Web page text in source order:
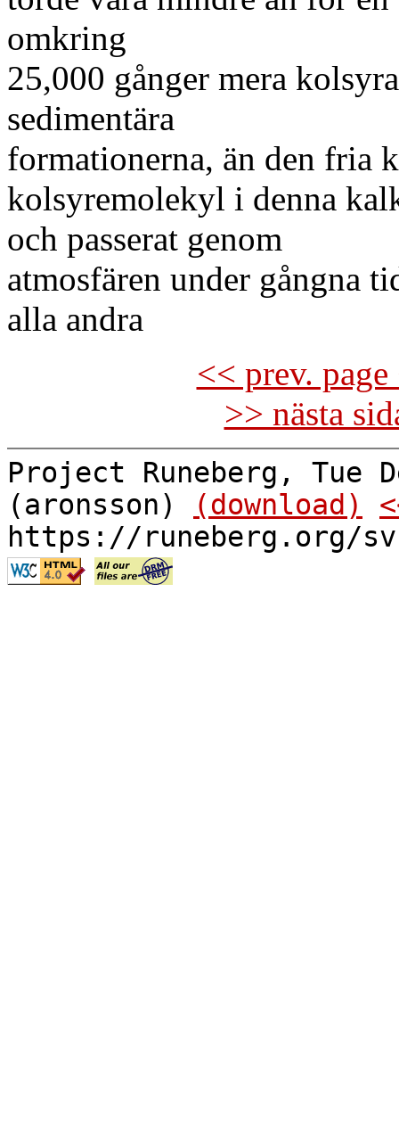
omkring
25,000 gånger mera
sedimentära
formationerna, än den fria
kolsyremolekyl i denna
och passerat genom
atmosfären under gångna
alla andra
<< prev.
>> nästa
Project Runeberg, Tue
(aronsson)
(download)
https://runeberg.org/